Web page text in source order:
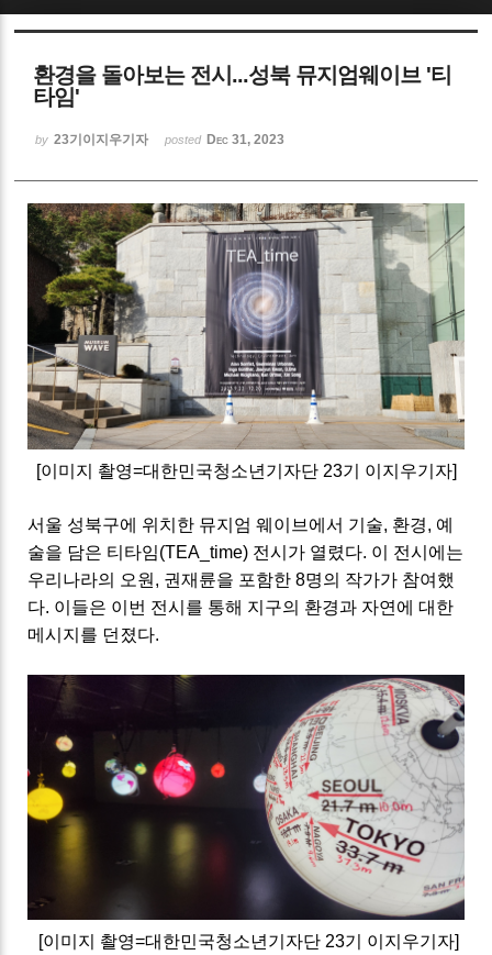
환경을 돌아보는 전시...성북 뮤지엄웨이브 '티
타임'
by 23기이지우기자 posted Dec 31, 2023
[이미지 촬영=대한민국청소년기자단 23기 이지우기자]
서울 성북구에 위치한 뮤지엄 웨이브에서 기술, 환경, 예
술을 담은 티타임(TEA_time) 전시가 열렸다. 이 전시에는
우리나라의 오원, 권재륜을 포함한 8명의 작가가 참여했
다. 이들은 이번 전시를 통해 지구의 환경과 자연에 대한
메시지를 던졌다.
[이미지 촬영=대한민국청소년기자단 23기 이지우기자]
Sketchbook5, 스케치북5
Sketchbook5, 스케치북5